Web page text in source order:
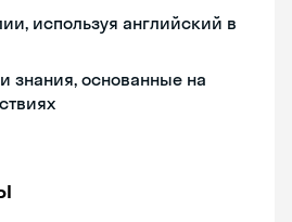
используя английский в
знания, основанные на